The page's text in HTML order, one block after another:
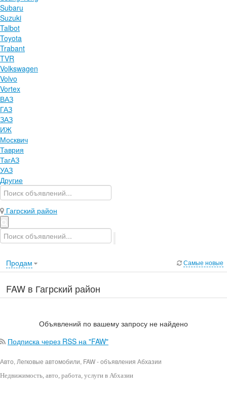
Subaru
Suzuki
Talbot
Toyota
Trabant
TVR
Volkswagen
Volvo
Vortex
ВАЗ
ГАЗ
ЗАЗ
ИЖ
Москвич
Таврия
ТагАЗ
УАЗ
Другие
Гагрский район
Продам Самые новые
FAW в Гагрский район
Объявлений по вашему запросу не найдено
Подписка через RSS на "FAW"
Авто, Легковые автомобили, FAW - объявления Абхазии
Недвижимость , авто, работа, услуги в Абхазии